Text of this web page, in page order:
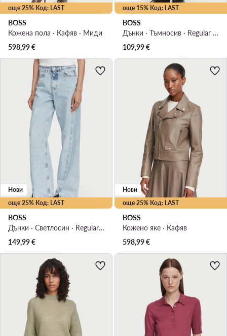
още 25% Код: LAST
BOSS
Кожена пола · Кафяв · Миди
598,99€
още 15% Код: LAST
BOSS
Дънки · Тъмносив · Regular Fit
109,99€
още 25% Код: LAST
Нови
BOSS
Дънки · Светлосин · Regular Fit
149,99€
още 25% Код: LAST
Нови
BOSS
Кожено яке · Кафяв
598,99€